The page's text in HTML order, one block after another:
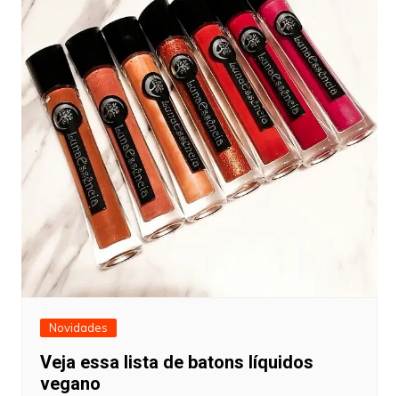
Novidades
Veja essa lista de batons líquidos
vegano